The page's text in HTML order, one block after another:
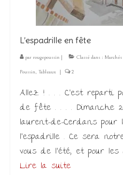
L’espadrille en fête
par rougepoussin | Classé dans :
Poussin, Tableaux | 2
Allez ! . . . C’est reparti
de fête . . . . Dimanche
laurent-de-Cerdans
l’espadrille . Ce sera
vous de l’été, et pour
Lire la suite­­